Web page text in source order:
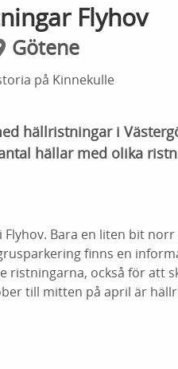
Flyhov
Götene
på Kinnekulle
hällristningar i
hällar med olika
Bara en liten bit norr
finns en
också för att
till mitten på april är